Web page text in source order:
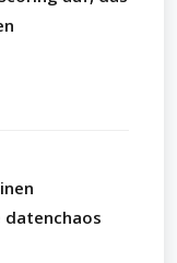
datenchaos